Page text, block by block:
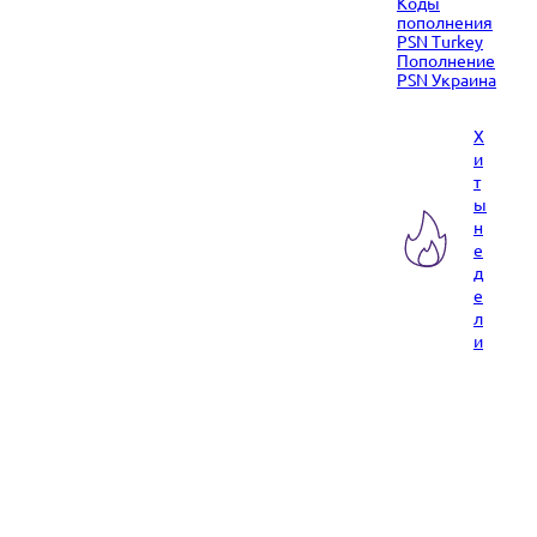
пополнения
PSN Turkey
Пополнение
PSN Украина
Х
и
т
ы
н
е
д
е
л
и